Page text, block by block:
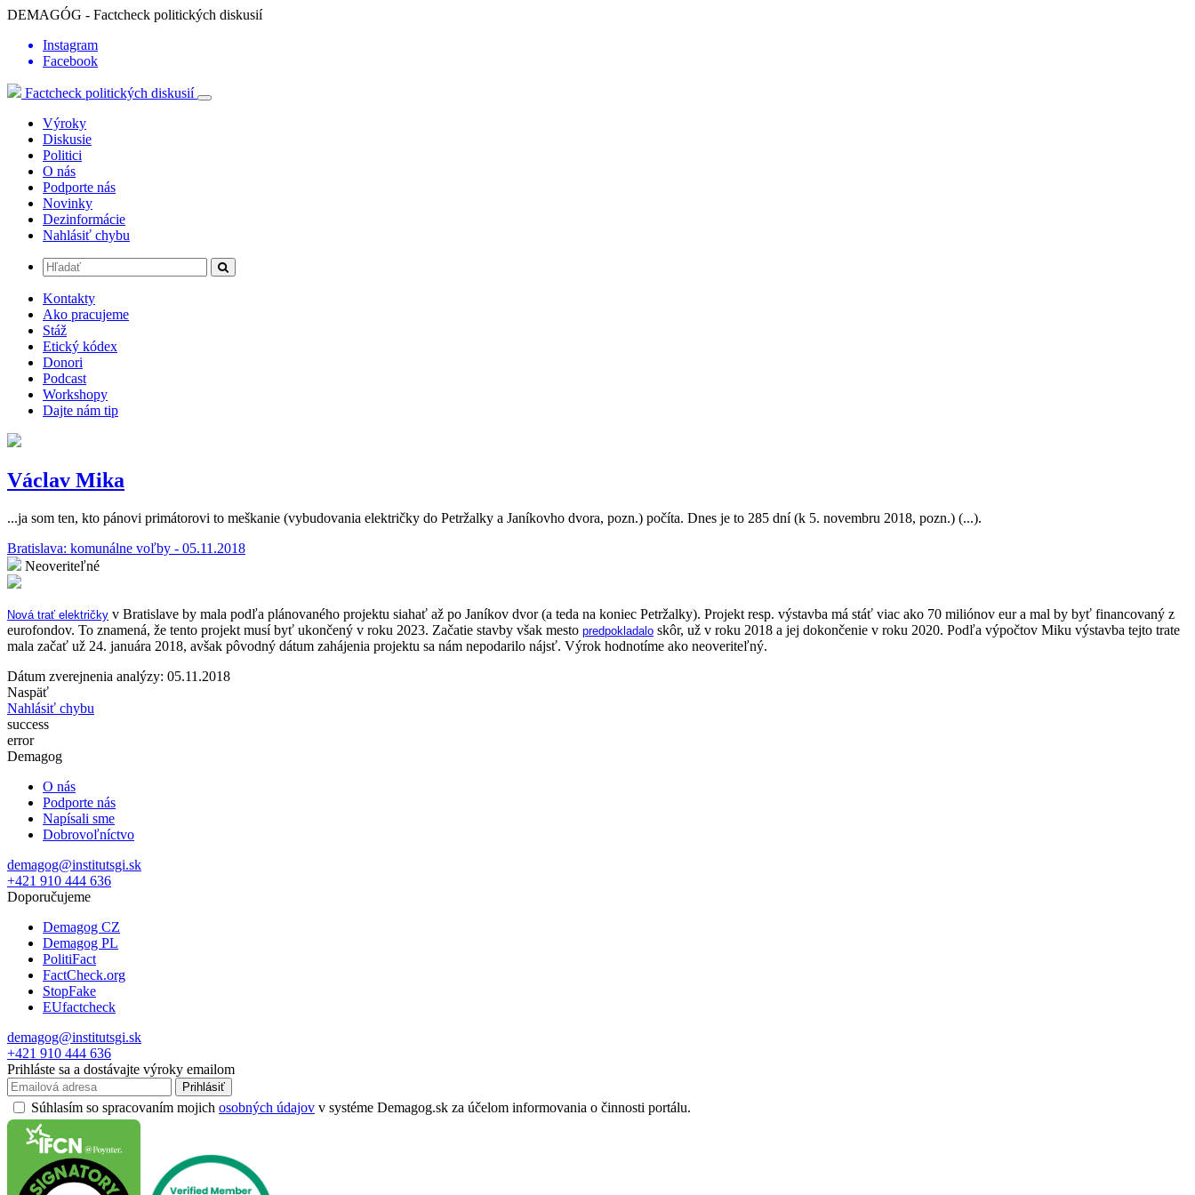
DEMAGÓG - Factcheck politických diskusií
Instagram
Facebook
Factcheck politických diskusií
Výroky
Diskusie
Politici
O nás
Podporte nás
Novinky
Dezinformácie
Nahlásiť chybu
Kontakty
Ako pracujeme
Stáž
Etický kódex
Donori
Podcast
Workshopy
Dajte nám tip
Václav Mika
...ja som ten, kto pánovi primátorovi to meškanie (vybudovania električky do Petržalky a Janíkovho dvora, pozn.) počíta. Dnes je to 285 dní (k 5. novembru 2018, pozn.) (...).
Bratislava: komunálne voľby - 05.11.2018
Neoveriteľné
Nová trať električky v Bratislave by mala podľa plánovaného projektu siahať až po Janíkov dvor (a teda na koniec Petržalky). Projekt resp. výstavba má stáť viac ako 70 miliónov eur a mal by byť financovaný z
eurofondov. To znamená, že tento projekt musí byť ukončený v roku 2023. Začatie stavby však mesto predpokladalo skôr, už v roku 2018 a jej dokončenie v roku 2020. Podľa výpočtov Miku výstavba tejto trate
mala začať už 24. januára 2018, avšak pôvodný dátum zahájenia projektu sa nám nepodarilo nájsť. Výrok hodnotíme ako neoveriteľný.
Dátum zverejnenia analýzy: 05.11.2018
Naspäť
Nahlásiť chybu
success
error
Demagog
O nás
Podporte nás
Napísali sme
Dobrovoľníctvo
demagog@institutsgi.sk
+421 910 444 636
Doporučujeme
Demagog CZ
Demagog PL
PolitiFact
FactCheck.org
StopFake
EUfactcheck
demagog@institutsgi.sk
+421 910 444 636
Prihláste sa a dostávajte výroky emailom
Prihlásiť
Súhlasím so spracovaním mojich osobných údajov v systéme Demagog.sk za účelom informovania o činnosti portálu.